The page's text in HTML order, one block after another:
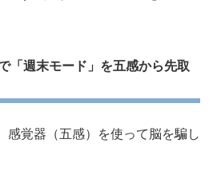
「週末モード」を五感から先取
感覚器（五感）を使って脳を騙し